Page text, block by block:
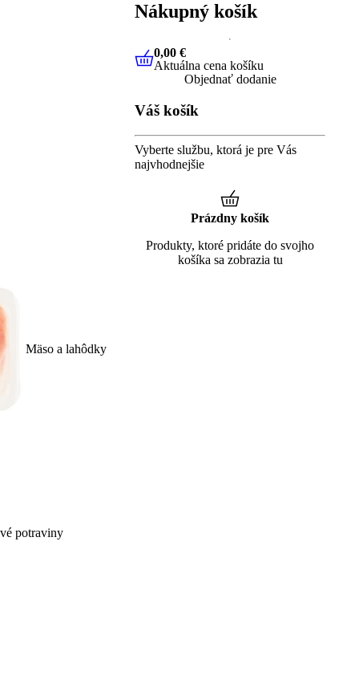
Mäso a lahôdky
potraviny
Nákupný košík
0,00 €Aktuálna cena košíku
0,00 €
Aktuálna cena košíku
Objednať dodanie
Váš košík
Vyberte službu, ktorá je pre Vás
najvhodnejšie
Prázdny košík
Produkty, ktoré pridáte do svojho
košíka sa zobrazia tu